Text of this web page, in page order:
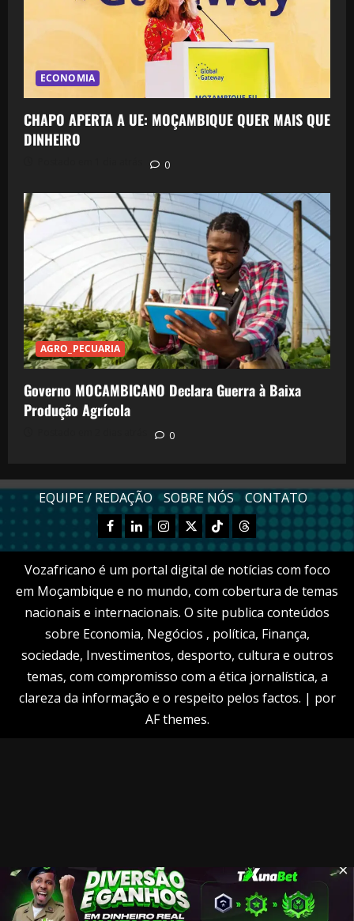
ECONOMIA
CHAPO APERTA A UE: MOÇAMBIQUE QUER MAIS QUE
DINHEIRO
0
AGRO_PECUARIA
Governo MOCAMBICANO Declara Guerra à Baixa
Produção Agrícola
0
EQUIPE / REDAÇÃO SOBRE NÓS CONTATO
Facebook
LinkednInstagram
X TikTokThreads
Vozafricano é um portal digital de notícias com foco
em Moçambique e no mundo, com cobertura de temas
nacionais e internacionais. O site publica conteúdos
sobre Economia, Negócios , política, Finança,
sociedade, Investimentos, desporto, cultura e outros
temas, com compromisso com a ética jornalística, a
clareza da informação e o respeito pelos factos. | por
AF themes.